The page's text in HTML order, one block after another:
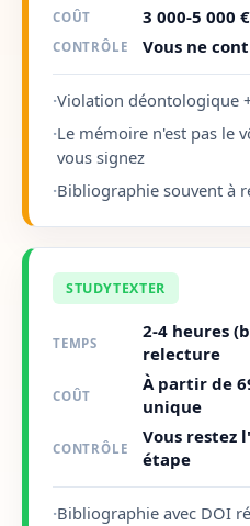
COÛT 3 000-5 000 €
CONTRÔLE Vous ne
·Violation déontologique
·Le mémoire n'est pas le
vous signez
·Bibliographie souvent à
STUDYTEXTER
TEMPS
2-4 heures
relecture
COÛT
À partir de
unique
CONTRÔLE
Vous restez
étape
·Bibliographie avec DOI